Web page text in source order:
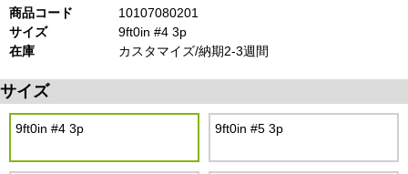
商品コード
10107080201
サイズ
9ft0in #4 3p
在庫
カスタマイズ/納期2-3週間
サイズ
9ft0in #4 3p 9ft0in #5 3p